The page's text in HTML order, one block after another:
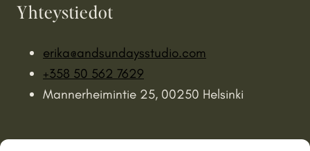
Yhteystiedot
erika@andsundaysstudio.com
+358 50 562 7629
Mannerheimintie 25, 00250 Helsinki